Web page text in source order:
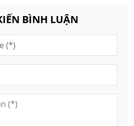
BÌNH LUẬN